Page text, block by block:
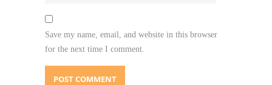
Save my name, email, and website in this browser
for the next time I comment.